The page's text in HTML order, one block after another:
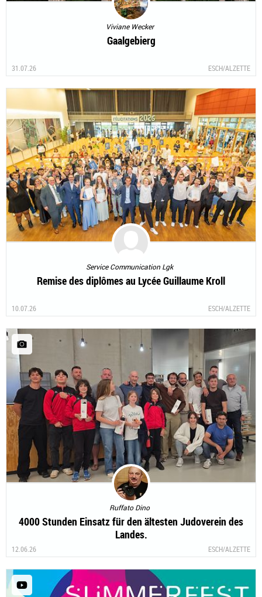
Viviane Wecker
Gaalgebierg
31.07.26 ESCH/ALZETTE
Service Communication Lgk
Remise des diplômes au Lycée Guillaume Kroll
10.07.26 ESCH/ALZETTE
Ruffato Dino
4000 Stunden Einsatz für den ältesten Judoverein des
Landes.
12.06.26 ESCH/ALZETTE